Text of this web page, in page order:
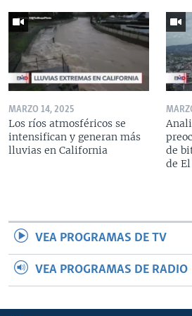
MARZO 14, 2025
Los ríos atmosféricos se
intensifican y generan más
lluvias en California
de
de
VEA PROGRAMAS DE TV
VEA PROGRAMAS DE RADIO